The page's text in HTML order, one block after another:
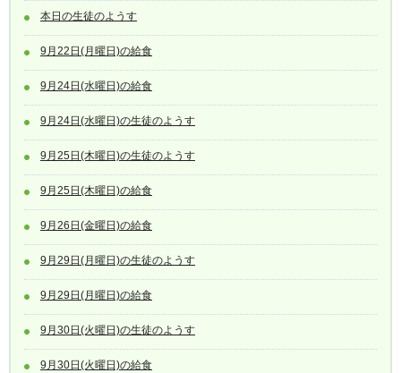
本日の生徒のようす
9月22日(月曜日)の給食
9月24日(水曜日)の給食
9月24日(水曜日)の生徒のようす
9月25日(木曜日)の生徒のようす
9月25日(木曜日)の給食
9月26日(金曜日)の給食
9月29日(月曜日)の生徒のようす
9月29日(月曜日)の給食
9月30日(火曜日)の生徒のようす
9月30日(火曜日)の給食